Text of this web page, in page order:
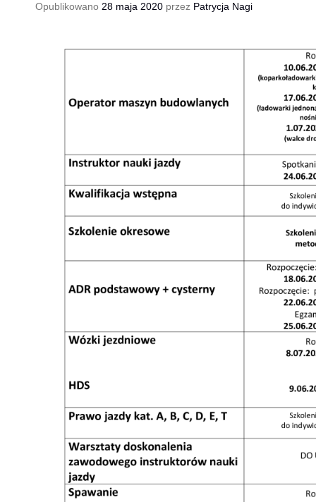
Opublikowano 28 maja 2020 przez Patrycja Nagi